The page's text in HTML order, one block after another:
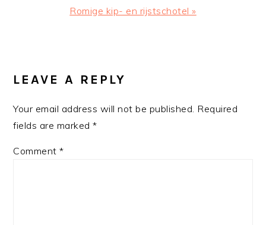
Next
Romige kip- en rijstschotel »
INTERACTIONS
LEAVE A REPLY
Your email address will not be published. Required
fields are marked*
Comment*